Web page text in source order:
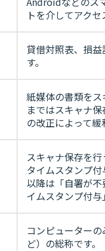
トを介してアクセ
貸借対照表、損
す。
紙媒体の書類を
まではスキャナ
の改正によって緩
スキャナ保存を
タイムスタンプ
以降は「自署が
イムスタンプ付与
コンピューター
ど）の総称です。